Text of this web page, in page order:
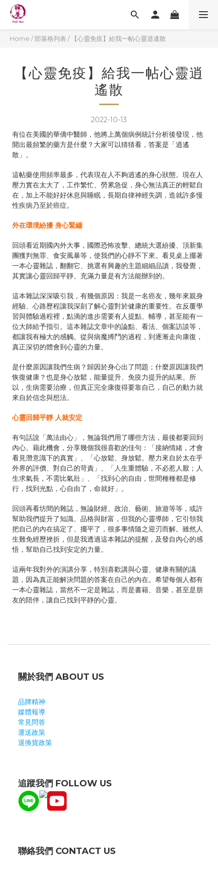
Home /部落格列表 / 【心靈免疫】給我一帖心靈逍遙散
【心靈免疫】給我一帖心靈逍
遙散
2022-10-13
有位在美國的華僑中醫師，他將上萬個病例統計分析後發現，他
開出最頻繁的藥方是什麼？大家可以猜猜看，答案是「逍遙
散」。
這帖藥使用頻率最多，代表現在人不夠逍遙的身心狀態。現在人
壓力實在太大了，工作繁忙、勞累急促，身心無法真正的輕鬆自
在，加上不能好好休息與睡眠，長期自律神經失調，造就許多慢
性疾病乃至於癌症。
外在環境紛擾 身心緊繃
回頭看近期國內外大事，國際恐怖攻擊、總統大選紛擾、頂新集
團獲判無罪、食安風暴等，使我們的心靜不下來。看見桌上擺著
一本心靈雜誌，翻翻它、挑選有興趣的主題細細品讀，我發覺，
其實讓心靈回歸平靜、充滿力量是有方法能辦到的。
這本雜誌深深吸引我，有幾個原因：我是一名癌友，幾年來親身
經驗、心路歷程讓我深刻了解心靈對於健康的重要性。在反覆學
習與體驗過程裡，點滴的進步需要有人提點、輔導，甚至能有一
位大師給予指引。這本雜誌文章中的論點、看法、個案訪談等，
都讓我有極大的感觸。從與病魔搏鬥的過程，到逐漸走向康復，
真正深切的體會到心靈的力量。
是什麼原因讓我們生病？歸因於身心出了問題；什麼原因讓我們
恢復健康？也是身心放鬆，能量提升、免疫力提升的結果。所
以，生病需要治療，但真正完全康復得要靠自己，自己的動力就
來自於信念與想法。
心靈回歸平靜 人就安定
有句話說「萬法由心」，無論我們用了哪些方法，最後都要回到
內心。藉此機會，分享幾個我很喜歡的佳句：「接納情緒，才會
看見潛意識下的真實」、「心放鬆、身放鬆。壓力來自於太在乎
外界的評價、對自己的苛責」、「人生重體驗，不必惹人厭；人
生求氣長，不需比氣壯」、「找到心的自由，世間種種都是修
行，找到光點，心自由了，命就好」。
回頭再看坊間的雜誌，無論財經、政治、藝術、旅遊等等，或許
幫助我們提升了知識、品格與財富，但我的心靈導師，它引領我
把自己的內在搞定了、擺平了，很多事情隨之迎刃而解。雖然人
生難免經歷挫折，但是我透過這本雜誌的提醒，及發自內心的感
悟，幫助自己找到安定的力量。
這兩年我對外的演講分享，特別喜歡講與心靈、健康有關的議
題，因為真正能解決問題的答案在自己的內在。希望每個人都有
一本心靈雜誌，當然不一定是雜誌，而是書籍、音樂，甚至是朋
友的陪伴，讓自己找到平靜的心靈。
關於我們 ABOUT US
品牌精神
媒體報導
常見問答
運送政策
退換貨政策
追蹤我們 FOLLOW US
聯絡我們 CONTACT US